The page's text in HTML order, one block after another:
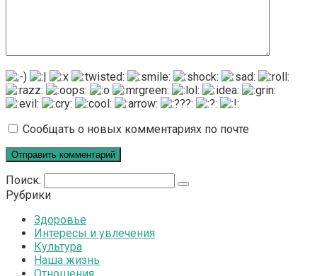
Сообщать о новых комментариях по почте
Поиск:
Рубрики
Здоровье
Интересы и увлечения
Культура
Наша жизнь
Отношения